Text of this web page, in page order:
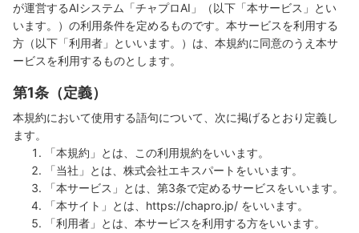
が運営するAIシステム「チャプロAI」（以下「本サービス」とい
います。）の利用条件を定めるものです。本サービスを利用する
方（以下「利用者」といいます。）は、本規約に同意のうえ本サ
ービスを利用するものとします。
第1条（定義）
本規約において使用する語句について、次に掲げるとおり定義し
ます。
「本規約」とは、この利用規約をいいます。
「当社」とは、株式会社エキスパートをいいます。
「本サービス」とは、第3条で定めるサービスをいいます。
「本サイト」とは、https://chapro.jp/ をいいます。
「利用者」とは、本サービスを利用する方をいいます。